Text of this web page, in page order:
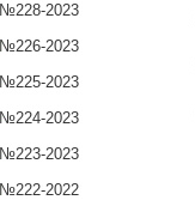
№228-2023
№226-2023
№225-2023
№224-2023
№223-2023
№222-2022